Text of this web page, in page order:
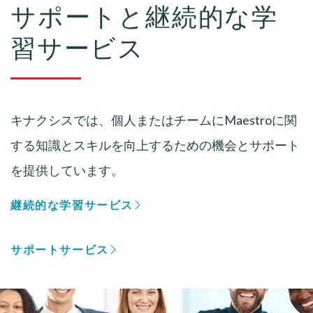
サポートと継続的な学
習サービス
キナクシスでは、個人またはチームにMaestroに関
する知識とスキルを向上するための機会とサポート
を提供しています。
継続的な学習サービス
サポートサービス